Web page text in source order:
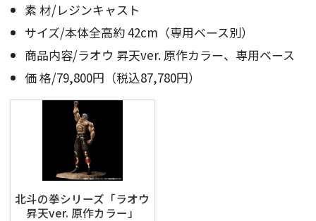
素 材/レジンキャスト
サイズ/本体全高約 42cm（専用ベース別）
商品内容/ラオウ 昇天ver. 原作カラー、専用ベース
価 格/79,800円（税込87,780円）
北斗の拳シリーズ「ラオウ
昇天ver. 原作カラー」